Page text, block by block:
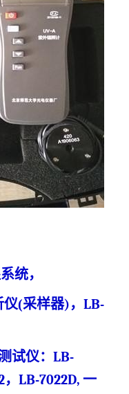
统，
仪(采样器)， LB-
试仪： LB-
LB-7022D, 一